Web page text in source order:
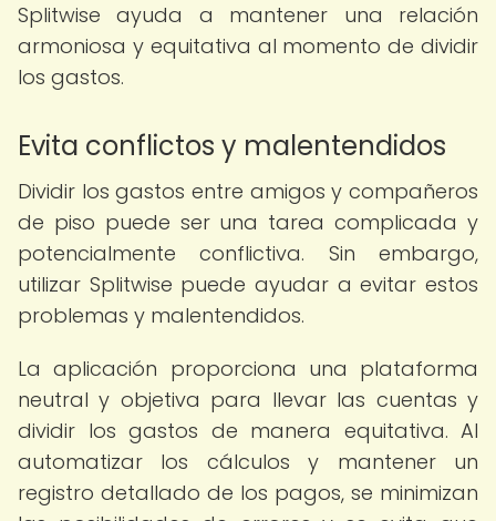
Splitwise ayuda a mantener una relación
armoniosa y equitativa al momento de dividir
los gastos.
Evita conflictos y malentendidos
Dividir los gastos entre amigos y compañeros
de piso puede ser una tarea complicada y
potencialmente conflictiva. Sin embargo,
utilizar Splitwise puede ayudar a evitar estos
problemas y malentendidos.
La aplicación proporciona una plataforma
neutral y objetiva para llevar las cuentas y
dividir los gastos de manera equitativa. Al
automatizar los cálculos y mantener un
registro detallado de los pagos, se minimizan